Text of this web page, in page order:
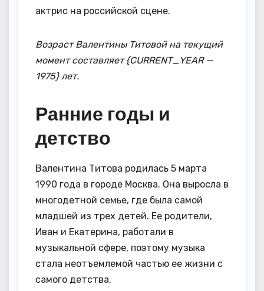
актрис на российской сцене.
Возраст Валентины Титовой на текущий
момент составляет {CURRENT_YEAR —
1975} лет.
Ранние годы и
детство
Валентина Титова родилась 5 марта
1990 года в городе Москва. Она выросла в
многодетной семье, где была самой
младшей из трех детей. Ее родители,
Иван и Екатерина, работали в
музыкальной сфере, поэтому музыка
стала неотъемлемой частью ее жизни с
самого детства.